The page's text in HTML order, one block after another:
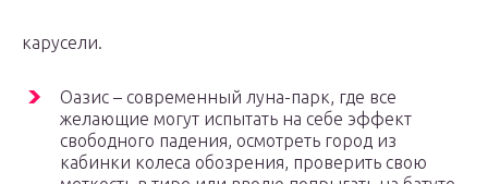
карусели.
Оазис – современный луна-парк, где все
желающие могут испытать на себе эффект
свободного падения, осмотреть город из
кабинки колеса обозрения, проверить свою